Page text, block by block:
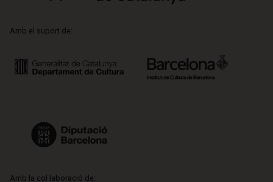
Amb el suport de:
Amb la col·laboració de: